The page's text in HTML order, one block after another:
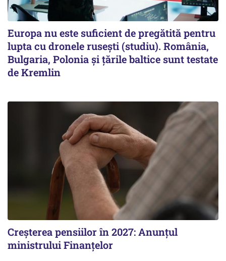
Europa nu este suficient de pregătită pentru
lupta cu dronele rusești (studiu). România,
Bulgaria, Polonia și țările baltice sunt testate
de Kremlin
Creșterea pensiilor în 2027: Anunțul
ministrului Finanțelor